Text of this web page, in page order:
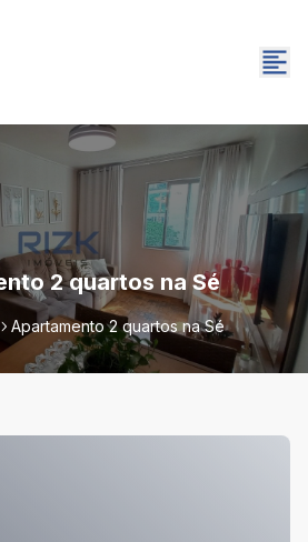
2 quartos na Sé
Apartamento 2 quartos na Sé